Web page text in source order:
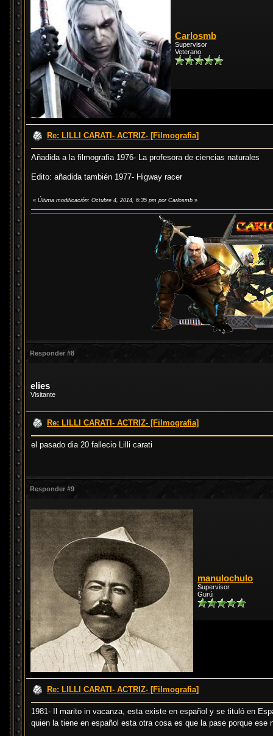
Carlosmb
Supervisor
Veterano
Re: LILLI CARATI- ACTRIZ- [Filmografia]
Añadida a la filmografia 1976- La profesora de ciencias naturales
Edito: añadida también 1977- Higway racer
« Última modificación: Octubre 4, 2014, 6:35 pm por Carlosmb »
Responder #8
elies
Visitante
Re: LILLI CARATI- ACTRIZ- [Filmografia]
el pasado dia 20 fallecio Lilli carati
Responder #9
manulochulo
Supervisor
Gurú
Re: LILLI CARATI- ACTRIZ- [Filmografia]
1981- Il marito in vacanza, esta existe en español y se tituló en
quien la tiene en español esta otra cosa es que la pase porque